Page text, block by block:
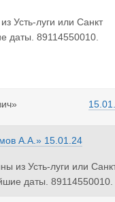
Усть-луги или Санкт
даты. 89114550010.
А.А.» 15.01.24
из Усть-луги или
даты. 89114550010.